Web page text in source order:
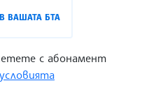
ВАШАТА БТА
с абонамент